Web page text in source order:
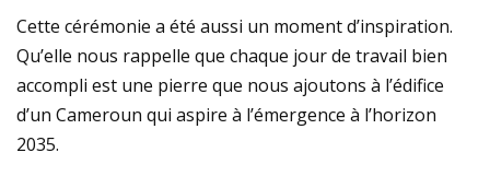
Cette cérémonie a été aussi un moment d’inspiration.
Qu’elle nous rappelle que chaque jour de travail bien
accompli est une pierre que nous ajoutons à l’édifice
d’un Cameroun qui aspire à l’émergence à l’horizon
2035.